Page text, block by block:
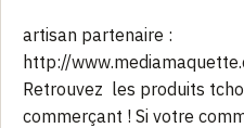
artisan partenaire :
http://
Retrouvez les produits
commerçant ! Si votre